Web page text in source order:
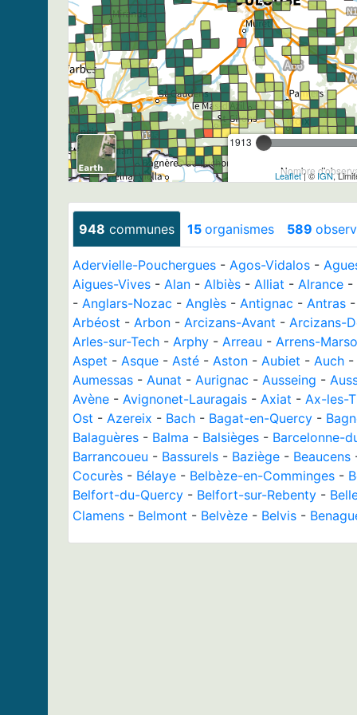
1913
Nombre
Leaflet| © IGN,
948 communes 15 organismes 589
Adervielle-Pouchergues - Agos-Vidalos -
Aigues-Vives - Alan - Albiès - Alliat - Alrance -
- Anglars-Nozac - Anglès - Antignac - Antras
Arbéost - Arbon - Arcizans-Avant - Arcizans-
Arles-sur-Tech - Arphy - Arreau - Arrens-
Aspet - Asque - Asté - Aston - Aubiet - Auch -
Aumessas - Aunat - Aurignac - Ausseing -
Avène - Avignonet-Lauragais - Axiat - Ax-les-
Ost - Azereix - Bach - Bagat-en-Quercy -
Balaguères - Balma - Balsièges - Barcelonne-
Barrancoueu - Bassurels - Baziège - Beaucens
Cocurès - Bélaye - Belbèze-en-Comminges -
Belfort-du-Quercy - Belfort-sur-Rebenty -
Clamens - Belmont - Belvèze - Belvis -